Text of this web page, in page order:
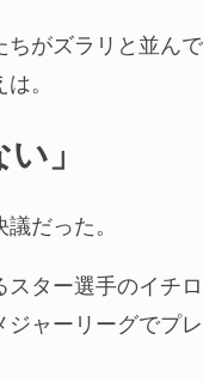
ちがズラリと並ん
。
」
だった。
スター選手のイチ
ジャーリーグでプ